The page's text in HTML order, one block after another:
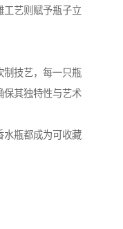
工艺则赋予瓶子立
制技艺，每一只瓶
保其独特性与艺术
水瓶都成为可收藏